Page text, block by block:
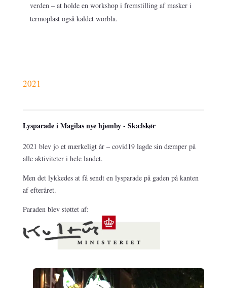
verden – at holde en workshop i fremstilling af masker i
termoplast også kaldet worbla.
2021
Lysparade i Magilas nye hjemby - Skælskør
2021 blev jo et mærkeligt år – covid19 lagde sin dæmper på
alle aktiviteter i hele landet.
Men det lykkedes at få sendt en lysparade på gaden på kanten
af efteråret.
Paraden blev støttet af: